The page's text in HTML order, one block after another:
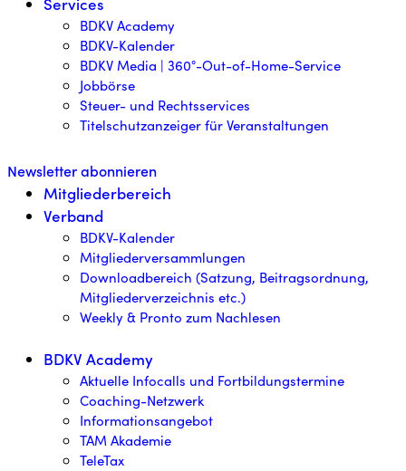
BDKV Academy
BDKV-Kalender
BDKV Media | 360°-Out-of-Home-Service
Jobbörse
Steuer- und Rechtsservices
Titelschutzanzeiger für Veranstaltungen
Newsletter abonnieren
Mitgliederbereich
Verband
BDKV-Kalender
Mitgliederversammlungen
Downloadbereich (Satzung, Beitragsordnung,
Mitgliederverzeichnis etc.)
Weekly & Pronto zum Nachlesen
BDKV Academy
Aktuelle Infocalls und Fortbildungstermine
Coaching-Netzwerk
Informationsangebot
TAM Akademie
TeleTax